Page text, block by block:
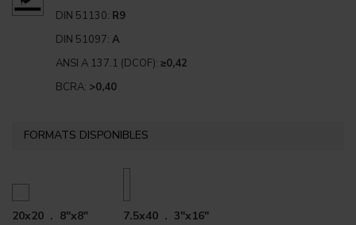
DIN 51130: R9
DIN 51097: A
ANSI A 137.1 (DCOF): ≥0,42
BCRA: >0,40
FORMATS DISPONIBLES
20x20 . 8"x8" 7.5x40 . 3"x16"